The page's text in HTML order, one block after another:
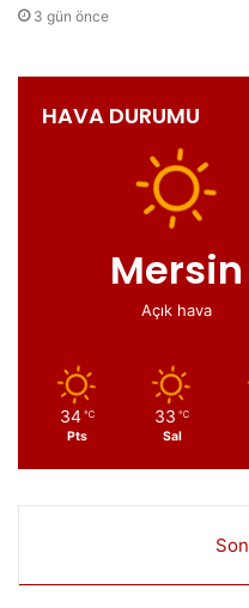
3 gün önce
HAVA DURUMU
Mersin
Açık hava
34 ℃
Pts
33 ℃
Sal